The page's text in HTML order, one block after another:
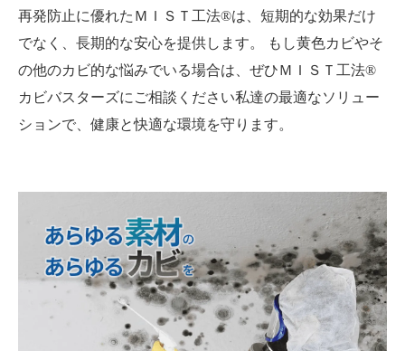
再発防止に優れたＭＩＳＴ工法®は、短期的な効果だけ
でなく、長期的な安心を提供します。 もし黄色カビやそ
の他のカビ的な悩みでいる場合は、ぜひＭＩＳＴ工法®
カビバスターズにご相談ください私達の最適なソリュー
ションで、健康と快適な環境を守ります。